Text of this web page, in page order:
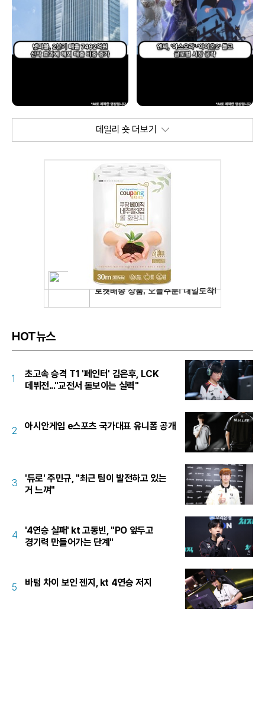
데일리 숏 더보기
HOT뉴스
1
초고속 승격 T1 '페인터' 김은후, LCK
데뷔전..."교전서 돋보이는 실력"
2 아시안게임 e스포츠 국가대표 유니폼 공개
3
'듀로' 주민규, "최근 팀이 발전하고 있는
거 느껴"
4
'4연승 실패' kt 고동빈, "PO 앞두고
경기력 만들어가는 단계"
5 바텀 차이 보인 젠지, kt 4연승 저지